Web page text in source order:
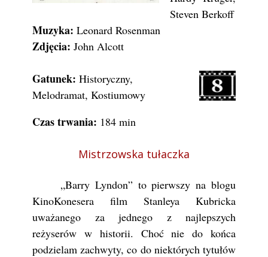
Steven Berkoff
Muzyka: Leonard Rosenman
Zdjęcia: John Alcott
Gatunek: Historyczny,
Melodramat, Kostiumowy
Czas trwania: 184 min
Mistrzowska tułaczka
„Barry Lyndon” to pierwszy na blogu
KinoKonesera film Stanleya Kubricka
uważanego za jednego z najlepszych
reżyserów w historii. Choć nie do końca
podzielam zachwyty, co do niektórych tytułów